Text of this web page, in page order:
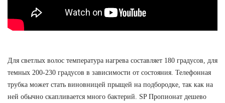
Для светлых волос температура нагрева составляет 180 градусов, для
темных 200-230 градусов в зависимости от состояния. Телефонная
трубка может стать виновницей прыщей на подбородке, так как на
ней обычно скапливается много бактерий. SP Пропионат дешево